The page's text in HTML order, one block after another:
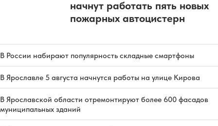
начнут работать пять новых
пожарных автоцистерн
В России набирают популярность складные смартфоны
В Ярославле 5 августа начнутся работы на улице Кирова
В Ярославской области отремонтируют более 600 фасадов
муниципальных зданий